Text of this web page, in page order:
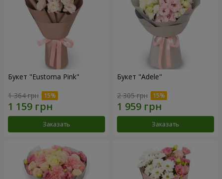
Букет "Eustoma Pink"
1 364 грн
Заказать
Букет "Adele"
2 305 грн
Заказать